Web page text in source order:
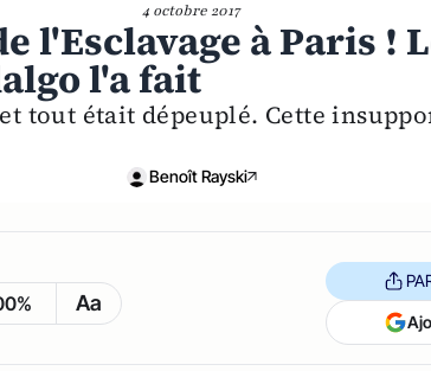
4 octobre 2017
l'Esclavage à Paris !
l'a fait
tout était dépeuplé. Cette
Benoît Rayski
Aa